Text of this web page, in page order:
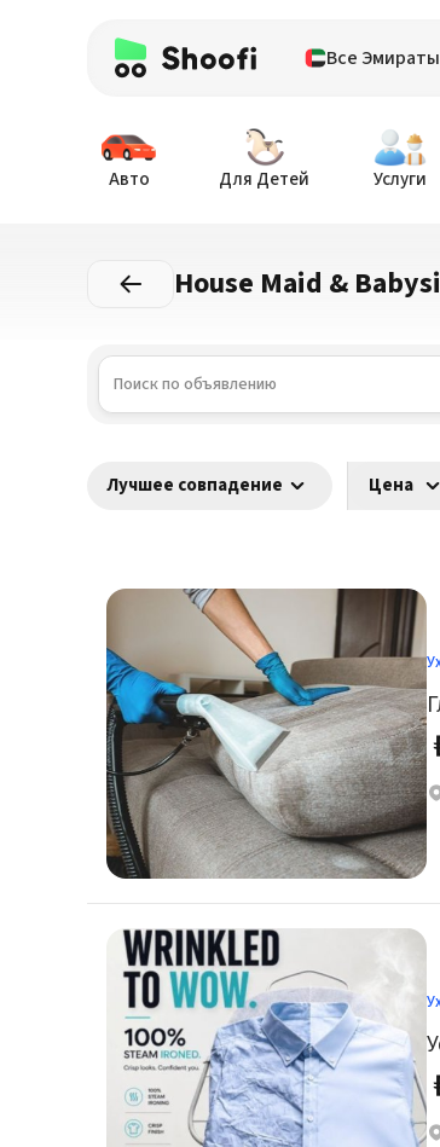
Все
Авто Для Детей Услуги
House Maid &
Лучшее совпадение Цена